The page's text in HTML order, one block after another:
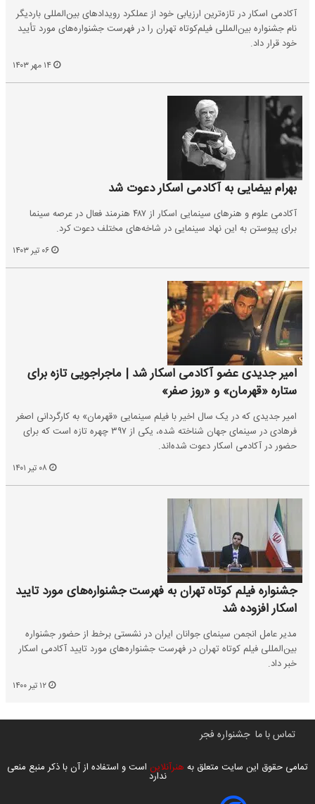
آکادمی اسکار در تازه‌ترین ارزیابی خود از عملکرد رویدادهای بین‌المللی باردیگر
نام جشنواره بین‌المللی فیلم‌کوتاه تهران را در فهرست جشنواره‌های مورد تأیید
خود قرار داد.
بهرام بیضایی به آکادمی اسکار دعوت شد
آکادمی علوم و هنرهای سینمایی اسکار از ۴۸۷ هنرمند فعال در عرصه سینما
برای پیوستن به این نهاد سینمایی در شاخه‌های مختلف دعوت کرد.
امیر جدیدی عضو آکادمی اسکار شد | ماجراجویی تازه برای
ستاره «قهرمان» و «روز صفر»
امیر جدیدی که در یک سال اخیر با فیلم سینمایی «قهرمان» به کارگردانی اصغر
فرهادی در سینمای جهان شناخته شده، یکی از ۳۹۷ چهره تازه است که برای
حضور در آکادمی اسکار دعوت شده‌اند.
جشنواره فیلم کوتاه تهران به فهرست جشنواره‌های مورد تایید
اسکار افزوده شد
مدیر عامل انجمن سینمای جوانان ایران در نشستی برخط از حضور جشنواره
بین‌المللی فیلم کوتاه تهران در فهرست جشنواره‌های مورد تایید آکادمی اسکار
خبر داد.
تماس با ما جشنواره فجر
تمامی حقوق این سایت متعلق به هنرآنلاین است و استفاده از آن با ذکر منبع منعی
ندارد